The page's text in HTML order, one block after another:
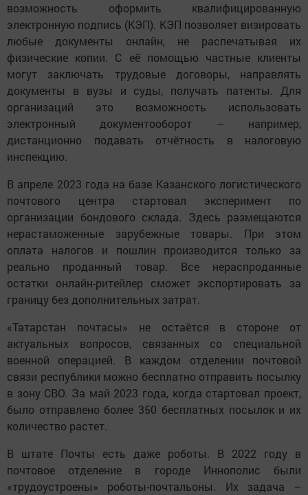
возможность оформить квалифицированную
электронную подпись (КЭП). КЭП позволяет визировать
любые документы онлайн, не распечатывая их
физические копии. С её помощью частные клиенты
могут заключать трудовые договоры, направлять
документы в вузы и суды, получать патенты. Для
организаций это возможность использовать
электронный документооборот – например,
дистанционно подавать отчётность в налоговую
инспекцию.
В апреле 2023 года на базе Казанского логистического
почтового центра стартовал эксперимент по
организации бондового склада. Здесь размещаются
нерастаможенные зарубежные товары. При этом
оплата налогов и пошлин производится только за
реально проданный товар. Все нераспроданные
остатки онлайн-ритейлер сможет экспортировать за
границу без дополнительных затрат.
«Татарстан почтасы» не остаётся в стороне от
актуальных вопросов, связанных со специальной
военной операцией. В каждом отделении почтовой
связи республики можно бесплатно отправить посылку
в зону СВО. За май 2023 года, когда стартовал проект,
было отправлено более 350 бесплатных посылок и их
количество растет.
В штате Почты есть даже роботы. В 2022 году в
почтовое отделение в городе Иннополис были
«трудоустроены» роботы-почтальоны. Их задача –